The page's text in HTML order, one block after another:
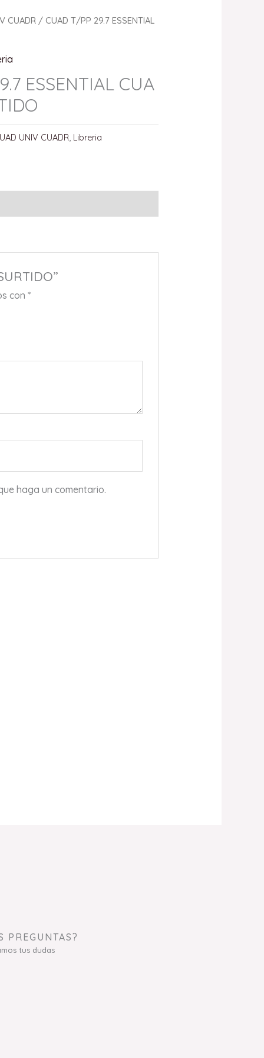
CUADR / CUAD T/PP 29.7 ESSENTIAL
ESSENTIAL CUA
UNIV CUADR, Libreria
con*
haga un comentario.
PREGUNTAS?
tus dudas